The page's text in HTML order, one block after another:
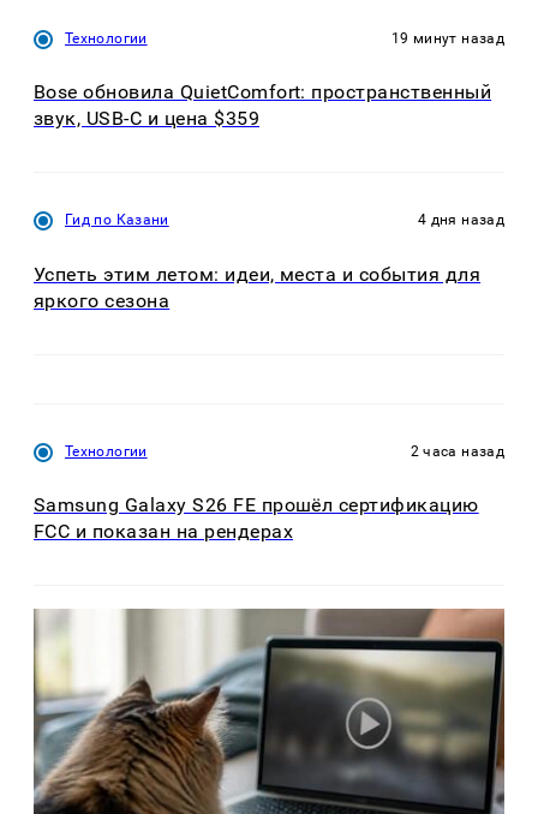
Технологии 19 минут назад
Bose обновила QuietComfort: пространственный
звук, USB-C и цена $359
Гид по Казани 4 дня назад
Успеть этим летом: идеи, места и события для
яркого сезона
Технологии 2 часа назад
Samsung Galaxy S26 FE прошёл сертификацию
FCC и показан на рендерах